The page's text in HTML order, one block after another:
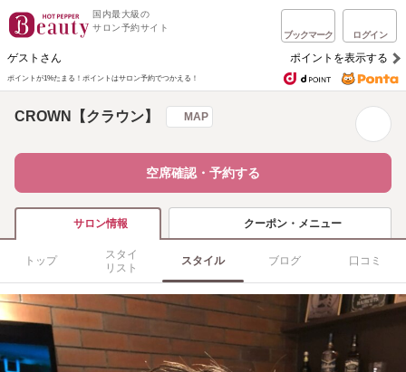
国内最大級の
サロン予約サイト
ブックマーク ログイン
ゲストさん ポイントを表示する
ポイントが1%たまる！ ポイントはサロン予約でつかえる！
CROWN【クラウン】 MAP
空席確認・予約する
サロン情報 クーポン・メニュー
トップ
スタイ
リスト
スタイル ブログ 口コミ